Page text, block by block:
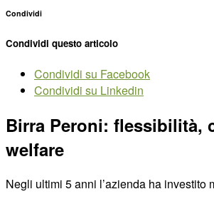
Condividi
Condividi questo articolo
Condividi su Facebook
Condividi su Linkedin
Birra Peroni: flessibilità,
welfare
Negli ultimi 5 anni l’azienda ha investito